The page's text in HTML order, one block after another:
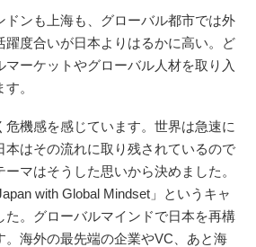
ンも上海も、グローバル都市では外
躍度合いが日本よりはるかに高い。ど
ーケットやグローバル人材を取り入
。
機感を感じています。世界は急速に
本はその流れに取り残されているので
マはそうした思いから決めました。
with Global Mindset」というキャ
た。グローバルマインドで日本を再構
。海外の最先端の企業やVC、あと海